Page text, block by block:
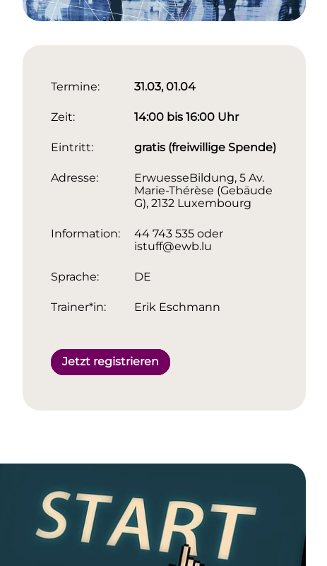
Termine: 31.03, 01.04
Zeit: 14:00 bis 16:00 Uhr
Eintritt: gratis (freiwillige Spende)
Adresse:
ErwuesseBildung, 5 Av.
Marie-Thérèse (Gebäude
G), 2132 Luxembourg
Information:
44 743 535 oder
istuff@ewb.lu
Sprache: DE
Trainer*in: Erik Eschmann
Jetzt registrieren